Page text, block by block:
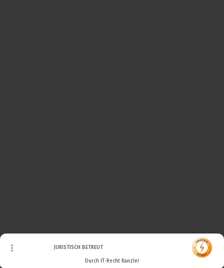
JURISTISCH BETREUT
Durch IT-Recht Kanzlei